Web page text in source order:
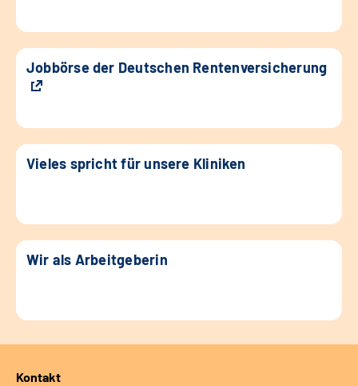
Jobbörse der Deutschen Rentenversicherung
Vieles spricht für unsere Kliniken
Wir als Arbeitgeberin
Kontakt